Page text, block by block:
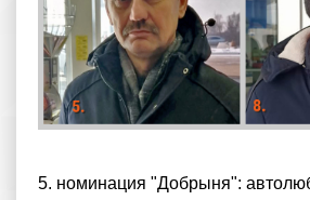
5. номинация "Добрыня":